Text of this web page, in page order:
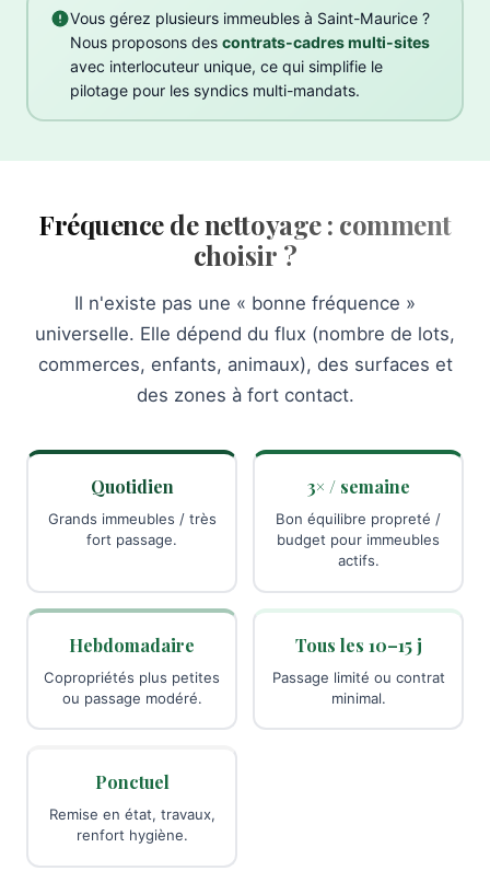
Vous gérez plusieurs immeubles à Saint-Maurice ?
Nous proposons des contrats-cadres multi-sites
avec interlocuteur unique, ce qui simplifie le
pilotage pour les syndics multi-mandats.
Fréquence de nettoyage : comment
choisir ?
Il n'existe pas une « bonne fréquence »
universelle. Elle dépend du flux (nombre de lots,
commerces, enfants, animaux), des surfaces et
des zones à fort contact.
Quotidien
Grands immeubles / très
fort passage.
3× / semaine
Bon équilibre propreté /
budget pour immeubles
actifs.
Hebdomadaire
Copropriétés plus petites
ou passage modéré.
Tous les 10–15 j
Passage limité ou contrat
minimal.
Ponctuel
Remise en état, travaux,
renfort hygiène.